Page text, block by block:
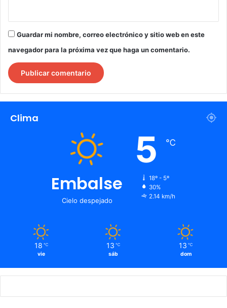
Guardar mi nombre, correo electrónico y sitio web en este
navegador para la próxima vez que haga un comentario.
Clima
Embalse
Cielo despejado
5 ℃
18º - 5º
30%
2.14 km/h
18 ℃
vie
13 ℃
sáb
13 ℃
dom